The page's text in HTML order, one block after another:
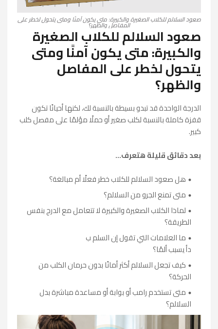
صعود السلالم للكلاب الصغيرة والكبيرة: متى يكون آمنًا ومتى يتحول لخطر على
المفاصل والظهر؟
صعود السلالم للكلاب الصغيرة
والكبيرة: متى يكون آمنًا ومتى
يتحول لخطر على المفاصل
والظهر؟
الدرجة الواحدة قد تبدو بسيطة بالنسبة لك، لكنها أحيانًا تكون
قفزة كاملة بالنسبة لكلب صغير أو حملًا مؤلمًا على مفصل كلب
كبير.
بعد دقائق قليلة هتعرف...
هل صعود السلالم للكلاب خطر فعلًا أم مبالغة؟
متى تمنع الجرو من السلالم؟
لماذا الكلاب الصغيرة والكبيرة لا تتعامل مع الدرج بنفس
الطريقة؟
ما العلامات التي تقول إن السلم ب
دأ يسبب ألمًا؟
كيف تجعل السلالم أكثر أمانًا بدون حرمان الكلب من
الحركة؟
متى تستخدم رامب أو بوابة أو مساعدة مباشرة بدل
السلالم؟